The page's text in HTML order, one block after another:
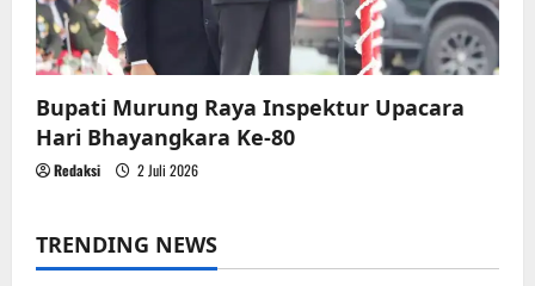
Bupati Murung Raya Inspektur Upacara
Hari Bhayangkara Ke-80
Redaksi 2 Juli 2026
TRENDING NEWS